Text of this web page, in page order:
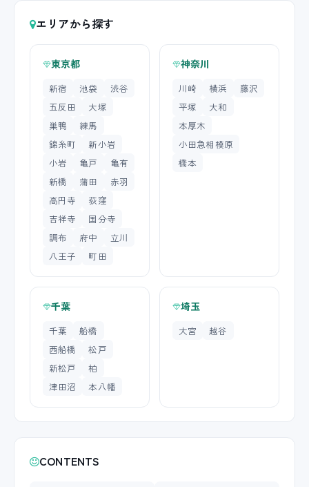
エリアから探す
東京都
新宿 池袋
渋谷
五反田
大塚
巣鴨
練馬
錦糸町
新小岩
小岩
亀戸
亀有
新橋
蒲田
赤羽
高円寺
荻窪
吉祥寺
国分寺
調布
府中
立川
八王子
町田
神奈川
川崎 横浜
藤沢
平塚
大和
本厚木
小田急相模原
橋本
千葉
千葉
船橋
西船橋
松戸
新松戸
柏
津田沼
本八幡
埼玉
大宮 越谷
CONTENTS